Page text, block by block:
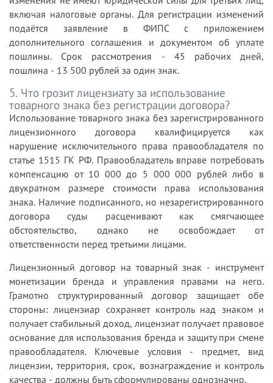
включая налоговые органы. Для регистрации изменений
подаётся заявление в ФИПС с приложением
дополнительного соглашения и документом об уплате
пошлины. Срок рассмотрения - 45 рабочих дней,
пошлина - 13 500 рублей за один знак.
5. Что грозит лицензиату за использование
товарного знака без регистрации договора?
Использование товарного знака без зарегистрированного
лицензионного договора квалифицируется как
нарушение исключительного права правообладателя по
статье 1515 ГК РФ. Правообладатель вправе потребовать
компенсацию от 10 000 до 5 000 000 рублей либо в
двукратном размере стоимости права использования
знака. Наличие подписанного, но незарегистрированного
договора суды расценивают как смягчающее
обстоятельство, однако не освобождает от
ответственности перед третьими лицами.
Лицензионный договор на товарный знак - инструмент
монетизации бренда и управления правами на него.
Грамотно структурированный договор защищает обе
стороны: лицензиар сохраняет контроль над знаком и
получает стабильный доход, лицензиат получает правовое
основание для использования бренда и защиту при смене
правообладателя. Ключевые условия - предмет, вид
лицензии, территория, срок, вознаграждение и контроль
качества - должны быть сформулированы однозначно.